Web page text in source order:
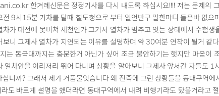
한겨례신문은 정정기사를 다시 내도록 하십시요!!!! 저는 문제의
전 9시15분 기차를 탈때 철도청으로 부터 일언반구 말한마디 들은바 없
차가 대전에 못미쳐 세천인가 그기서 열차가 멈추고 잇는 상태에서 수험
보니 그제사 열차가 지연되는 이유를 설명하며 약 30여분 연착이 될거
는 동국대까지는 충분한거 아닌가 싶어 조금 불안하기는 햇지만 마음이
열차안을 이리저리 뛰어 다니며 상황을 알아보니 그제사 앞서간 차들도
니까? 그래서 제가 거품물엇습니다 왜 진즉에 그런 상황들을 동대구역
도 바르게 설명을 했더라면 동대구역에서 내려 비행기라도 탔을거라고